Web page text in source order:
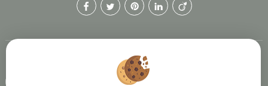
Afin de vous offrir un confort de lecture permanent, depuis votre PC, votre
tablette ou votre smartphone, notre site s'adapte automatiquement aux